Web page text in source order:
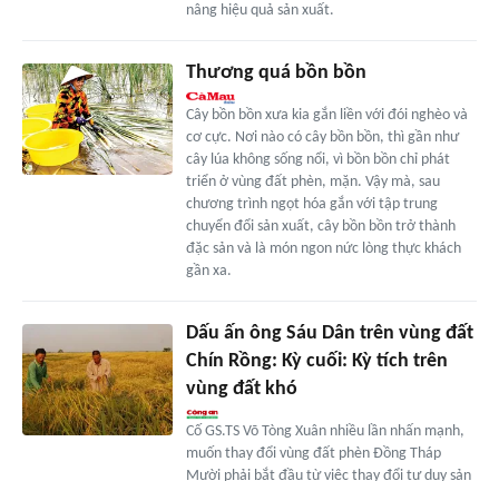
nâng hiệu quả sản xuất.
Thương quá bồn bồn
Cây bồn bồn xưa kia gắn liền với đói nghèo và
cơ cực. Nơi nào có cây bồn bồn, thì gần như
cây lúa không sống nổi, vì bồn bồn chỉ phát
triển ở vùng đất phèn, mặn. Vậy mà, sau
chương trình ngọt hóa gắn với tập trung
chuyển đổi sản xuất, cây bồn bồn trở thành
đặc sản và là món ngon nức lòng thực khách
gần xa.
Dấu ấn ông Sáu Dân trên vùng đất
Chín Rồng: Kỳ cuối: Kỳ tích trên
vùng đất khó
Cố GS.TS Võ Tòng Xuân nhiều lần nhấn mạnh,
muốn thay đổi vùng đất phèn Đồng Tháp
Mười phải bắt đầu từ việc thay đổi tư duy sản